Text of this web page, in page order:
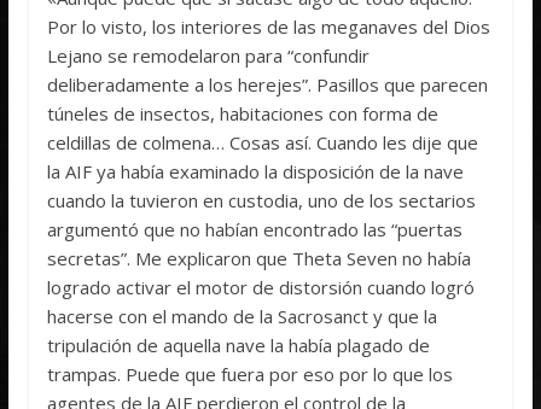
Por lo visto, los interiores de las meganaves del Dios
Lejano se remodelaron para “confundir
deliberadamente a los herejes”. Pasillos que parecen
túneles de insectos, habitaciones con forma de
celdillas de colmena… Cosas así. Cuando les dije que
la AIF ya había examinado la disposición de la nave
cuando la tuvieron en custodia, uno de los sectarios
argumentó que no habían encontrado las “puertas
secretas”. Me explicaron que Theta Seven no había
logrado activar el motor de distorsión cuando logró
hacerse con el mando de la Sacrosanct y que la
tripulación de aquella nave la había plagado de
trampas. Puede que fuera por eso por lo que los
agentes de la AIF perdieron el control de la